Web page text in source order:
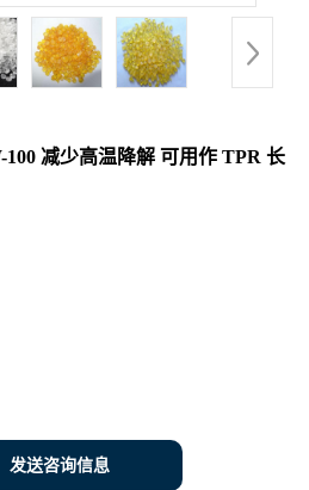
减少高温降解 可用作 TPR 长
发送咨询信息